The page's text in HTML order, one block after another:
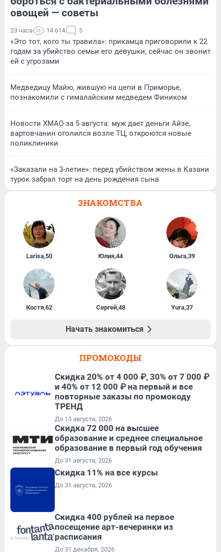
овощей — советы
23 часа 14 614 5
«Это тот, кого ты травила»: прикамца приговорили к 22
годам за убийство семьи его девушки, сейчас он звонит
ей с угрозами
Медведицу Майю, жившую на цепи в Приморье,
познакомили с гималайским медведем Фиником
Новости ХМАО за 5 августа: муж дает деньги Айзе,
вартовчанин оголился возле ТЦ, откроются новые
поликлиники
«Заказали на 3-летие»: перед убийством жены в Казани
турок забрал торт на день рождения сына
ЗНАКОМСТВА
Larisa,50 Юлия,44 Ольга,39
Костя,62 Сергей,48 Yura,37
Начать знакомиться
ПРОМОКОДЫ
Скидка 20% от 4 000 ₽, 30% от 7 000 ₽
и 40% от 12 000 ₽ на первый и все
повторные заказы по промокоду
ТРЕНД
До 15 августа, 2026
Скидка 72 000 на высшее
образование и среднее специальное
образование в первый год обучения
До 31 августа, 2026
Скидка 11% на все курсы
До 31 августа, 2026
Cкидка 400 рублей на первое
посещение арт-вечеринки из
расписания
До 31 декабря, 2026